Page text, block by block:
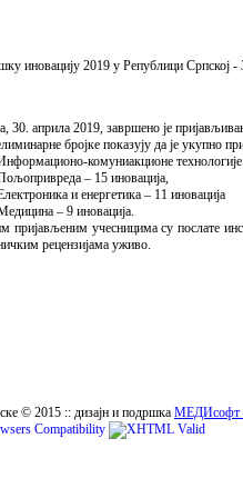
иновацију 2019 у Републици Српској
30. априла 2019, завршено је
бројке показују да је укупно
комуниакционе технологије
– 15 иновација,
и енергетика – 11 иновација
– 9 иновација.
пријављеним учесницима су послате
рецензијама уживо.
© 2015 :: дизајн и подршка МЕДИсофт -